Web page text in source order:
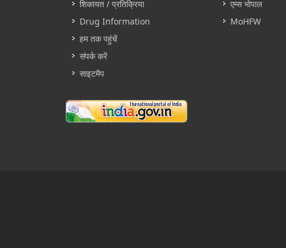
शिकायत / प्रतिक्रिया
Drug Information
हम तक पहुंचें
संपर्क करें
साइटमैप
एम्स भोपाल
MoHFW